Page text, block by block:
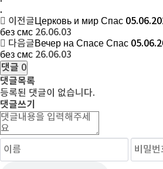
.
이전글Церковь и мир Спас
без смс 26.06.03
다음글Вечер на Спасе Спас
без смс 26.06.03
댓글 0
댓글목록
등록된 댓글이 없습니다.
댓글쓰기